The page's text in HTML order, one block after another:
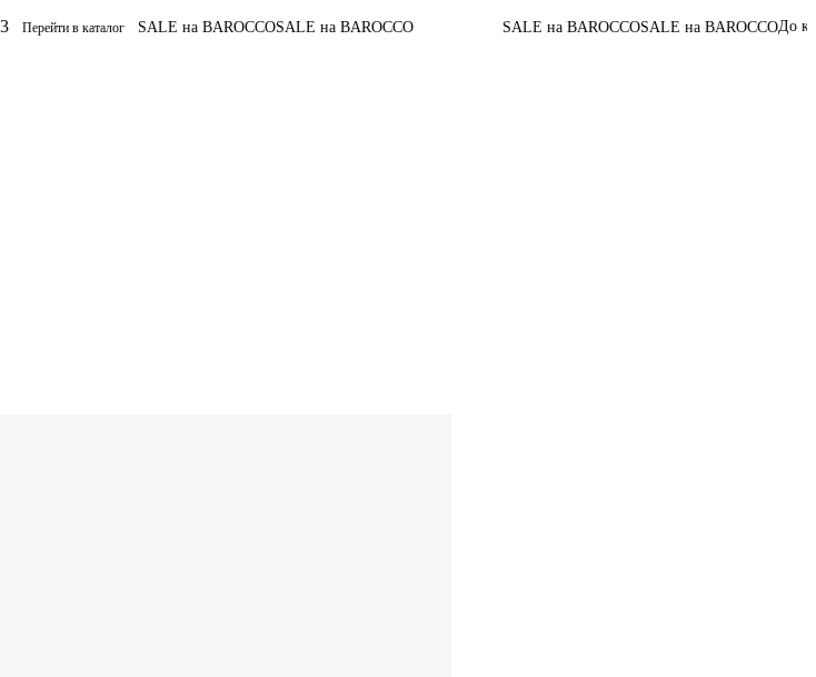
SALE на BAROCCOSALE на BAROCCO SALE на BAROCCOSALE на BAROCCOДо конца акции05:16:48